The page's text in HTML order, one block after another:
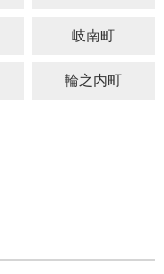
岐南町
輪之内町